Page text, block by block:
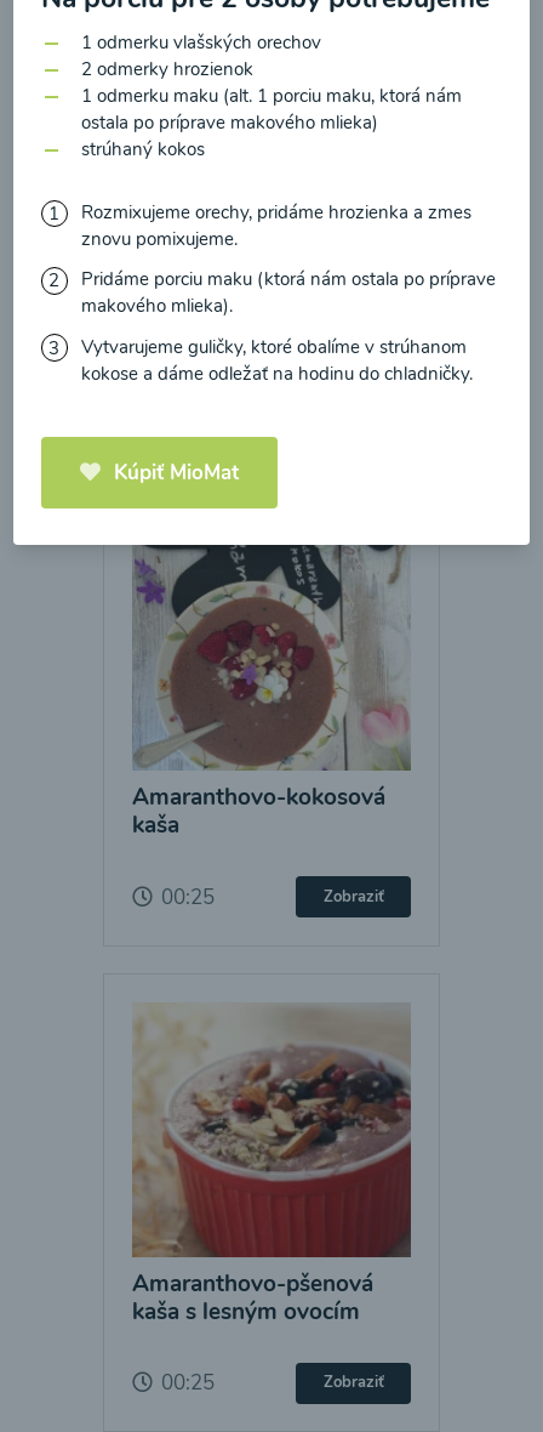
Brokolicové cappuccino
Načítať ďalšie
Kaše
Amaranthovo-kokosová
kaša
00:25 Zobraziť
Amaranthovo-pšenová
kaša s lesným ovocím
00:25 Zobraziť
1 odmerku vlašských orechov
2 odmerky hrozienok
1 odmerku maku (alt. 1 porciu maku, ktorá nám
ostala po príprave makového mlieka)
strúhaný kokos
Rozmixujeme orechy, pridáme hrozienka a zmes
znovu pomixujeme.
Pridáme porciu maku (ktorá nám ostala po príprave
makového mlieka).
Vytvarujeme guličky, ktoré obalíme v strúhanom
kokose a dáme odležať na hodinu do chladničky.
Kúpiť MioMat
prečítal(a)informácie o Ochrane osobných
údajova súhlasím s nimi.